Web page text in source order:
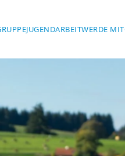
JUGENDARBEITWERDE